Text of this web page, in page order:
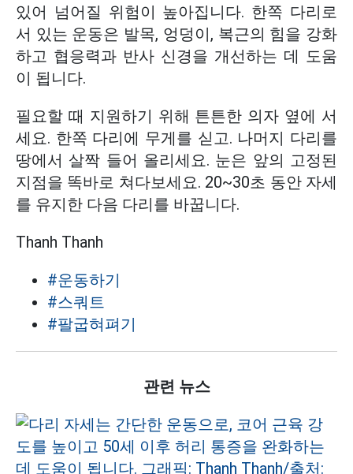
있어 넘어질 위험이 높아집니다. 한쪽 다리로
서 있는 운동은 발목, 엉덩이, 복근의 힘을 강화
하고 협응력과 반사 신경을 개선하는 데 도움
이 됩니다.
필요할 때 지원하기 위해 튼튼한 의자 옆에 서
세요. 한쪽 다리에 무게를 싣고. 나머지 다리를
땅에서 살짝 들어 올리세요. 눈은 앞의 고정된
지점을 똑바로 쳐다보세요. 20~30초 동안 자세
를 유지한 다음 다리를 바꿉니다.
Thanh Thanh
#운동하기
#스쿼트
#팔굽혀펴기
관련 뉴스